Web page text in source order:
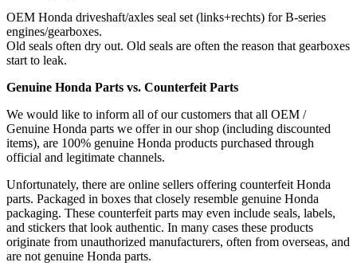
OEM Honda driveshaft/axles seal set (links+rechts) for B-series
engines/gearboxes.
Old seals often dry out. Old seals are often the reason that gearboxes
start to leak.
Genuine Honda Parts vs. Counterfeit Parts
We would like to inform all of our customers that all OEM /
Genuine Honda parts we offer in our shop (including discounted
items), are 100% genuine Honda products purchased through
official and legitimate channels.
Unfortunately, there are online sellers offering counterfeit Honda
parts. Packaged in boxes that closely resemble genuine Honda
packaging. These counterfeit parts may even include seals, labels,
and stickers that look authentic. In many cases these products
originate from unauthorized manufacturers, often from overseas, and
are not genuine Honda parts.